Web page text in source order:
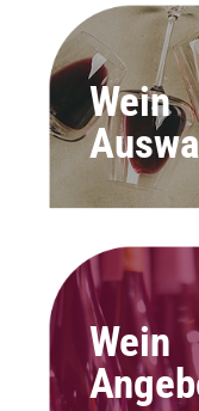
Wein
Wein